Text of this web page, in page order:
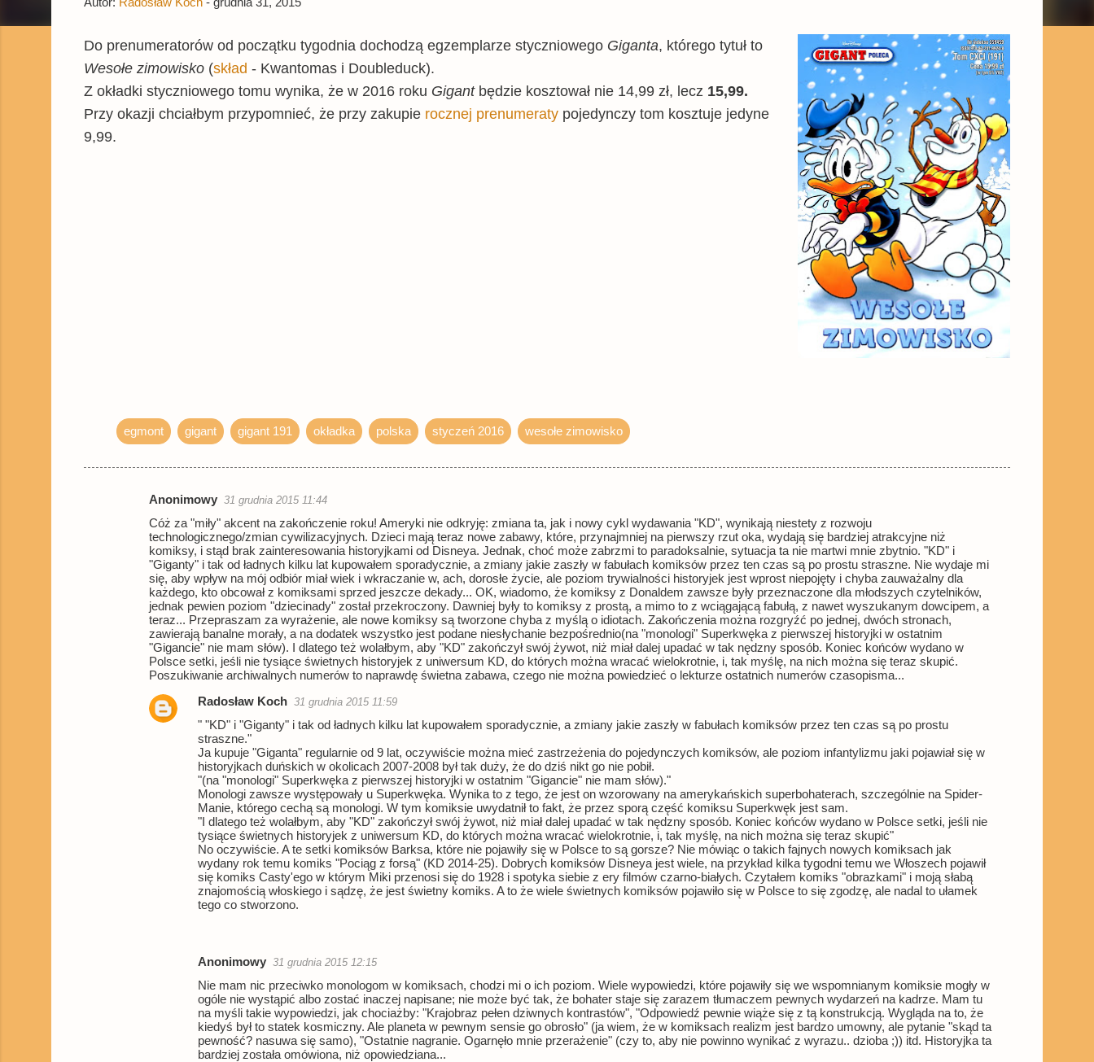
Do prenumeratorów od początku tygodnia dochodzą egzemplarze styczniowego Giganta, którego tytuł to
Wesołe zimowisko (skład - Kwantomas i Doubleduck).
Z okładki styczniowego tomu wynika, że w 2016 roku Gigant będzie kosztował nie 14,99 zł, lecz 15,99.
Przy okazji chciałbym przypomnieć, że przy zakupie rocznej prenumeraty pojedynczy tom kosztuje jedyne
9,99.
egmont gigant gigant 191 okładka polska styczeń 2016 wesołe zimowisko
Anonimowy 31 grudnia 2015 11:44
Cóż za "miły" akcent na zakończenie roku! Ameryki nie odkryję: zmiana ta, jak i nowy cykl wydawania "KD", wynikają niestety z rozwoju
technologicznego/zmian cywilizacyjnych. Dzieci mają teraz nowe zabawy, które, przynajmniej na pierwszy rzut oka, wydają się bardziej atrakcyjne niż
komiksy, i stąd brak zainteresowania historyjkami od Disneya. Jednak, choć może zabrzmi to paradoksalnie, sytuacja ta nie martwi mnie zbytnio. "KD" i
"Giganty" i tak od ładnych kilku lat kupowałem sporadycznie, a zmiany jakie zaszły w fabułach komiksów przez ten czas są po prostu straszne. Nie wydaje mi
się, aby wpływ na mój odbiór miał wiek i wkraczanie w, ach, dorosłe życie, ale poziom trywialności historyjek jest wprost niepojęty i chyba zauważalny dla
każdego, kto obcował z komiksami sprzed jeszcze dekady... OK, wiadomo, że komiksy z Donaldem zawsze były przeznaczone dla młodszych czytelników,
jednak pewien poziom "dziecinady" został przekroczony. Dawniej były to komiksy z prostą, a mimo to z wciągającą fabułą, z nawet wyszukanym dowcipem, a
teraz... Przepraszam za wyrażenie, ale nowe komiksy są tworzone chyba z myślą o idiotach. Zakończenia można rozgryźć po jednej, dwóch stronach,
zawierają banalne morały, a na dodatek wszystko jest podane niesłychanie bezpośrednio(na "monologi" Superkwęka z pierwszej historyjki w ostatnim
"Gigancie" nie mam słów). I dlatego też wolałbym, aby "KD" zakończył swój żywot, niż miał dalej upadać w tak nędzny sposób. Koniec końców wydano w
Polsce setki, jeśli nie tysiące świetnych historyjek z uniwersum KD, do których można wracać wielokrotnie, i, tak myślę, na nich można się teraz skupić.
Poszukiwanie archiwalnych numerów to naprawdę świetna zabawa, czego nie można powiedzieć o lekturze ostatnich numerów czasopisma...
Radosław Koch 31 grudnia 2015 11:59
" "KD" i "Giganty" i tak od ładnych kilku lat kupowałem sporadycznie, a zmiany jakie zaszły w fabułach komiksów przez ten czas są po prostu
straszne."
Ja kupuje "Giganta" regularnie od 9 lat, oczywiście można mieć zastrzeżenia do pojedynczych komiksów, ale poziom infantylizmu jaki pojawiał się w
historyjkach duńskich w okolicach 2007-2008 był tak duży, że do dziś nikt go nie pobił.
"(na "monologi" Superkwęka z pierwszej historyjki w ostatnim "Gigancie" nie mam słów)."
Monologi zawsze występowały u Superkwęka. Wynika to z tego, że jest on wzorowany na amerykańskich superbohaterach, szczególnie na Spider-
Manie, którego cechą są monologi. W tym komiksie uwydatnił to fakt, że przez sporą część komiksu Superkwęk jest sam.
"I dlatego też wolałbym, aby "KD" zakończył swój żywot, niż miał dalej upadać w tak nędzny sposób. Koniec końców wydano w Polsce setki, jeśli nie
tysiące świetnych historyjek z uniwersum KD, do których można wracać wielokrotnie, i, tak myślę, na nich można się teraz skupić"
No oczywiście. A te setki komiksów Barksa, które nie pojawiły się w Polsce to są gorsze? Nie mówiąc o takich fajnych nowych komiksach jak
wydany rok temu komiks "Pociąg z forsą" (KD 2014-25). Dobrych komiksów Disneya jest wiele, na przykład kilka tygodni temu we Włoszech pojawił
się komiks Casty'ego w którym Miki przenosi się do 1928 i spotyka siebie z ery filmów czarno-białych. Czytałem komiks "obrazkami" i moją słabą
znajomością włoskiego i sądzę, że jest świetny komiks. A to że wiele świetnych komiksów pojawiło się w Polsce to się zgodzę, ale nadal to ułamek
tego co stworzono.
Anonimowy 31 grudnia 2015 12:15
Nie mam nic przeciwko monologom w komiksach, chodzi mi o ich poziom. Wiele wypowiedzi, które pojawiły się we wspomnianym komiksie mogły w
ogóle nie wystąpić albo zostać inaczej napisane; nie może być tak, że bohater staje się zarazem tłumaczem pewnych wydarzeń na kadrze. Mam tu
na myśli takie wypowiedzi, jak chociażby: "Krajobraz pełen dziwnych kontrastów", "Odpowiedź pewnie wiąże się z tą konstrukcją. Wygląda na to, że
kiedyś był to statek kosmiczny. Ale planeta w pewnym sensie go obrosło" (ja wiem, że w komiksach realizm jest bardzo umowny, ale pytanie "skąd ta
pewność? nasuwa się samo), "Ostatnie nagranie. Ogarnęło mnie przerażenie" (czy to, aby nie powinno wynikać z wyrazu.. dzioba ;)) itd. Historyjka ta
bardziej została omówiona, niż opowiedziana...